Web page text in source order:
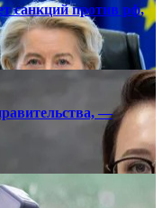
санкций против рф,
—